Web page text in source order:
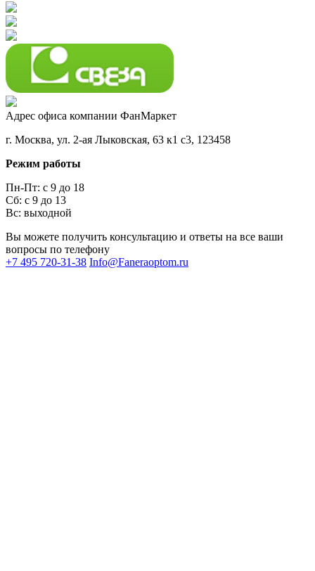
Адрес офиса компании ФанМаркет
г. Москва, ул. 2-ая Лыковская, 63 к1 с3, 123458
Режим работы
Пн-Пт: с 9 до 18
Сб: с 9 до 13
Вс: выходной
Вы можете получить консультацию и ответы на все ваши
вопросы по телефону
+7 495 720-31-38 Info@Faneraoptom.ru